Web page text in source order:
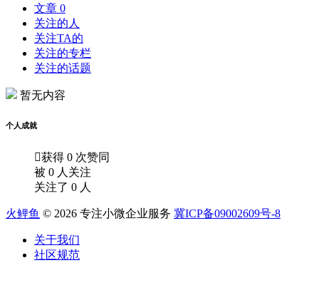
文章 0
关注的人
关注TA的
关注的专栏
关注的话题
暂无内容
个人成就
获得 0 次赞同
被 0 人关注
关注了 0 人
火鲤鱼 © 2026 专注小微企业服务 冀ICP备09002609号-8
关于我们
社区规范